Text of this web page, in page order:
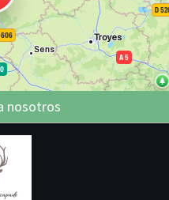
nosotros